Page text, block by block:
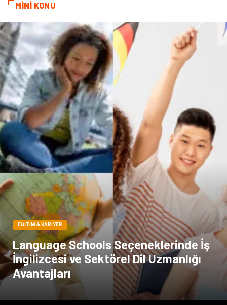
Kiralama Servisleri Markalar
Çadır Kına Gecesi
Spor Malzemeleri Basın Yayın
Moda İthalat İhracat
Bakım
MİNİ KONU
EĞITIM & KARIYER
Language Schools Seçeneklerinde İş
İngilizcesi ve Sektörel Dil Uzmanlığı
Avantajları